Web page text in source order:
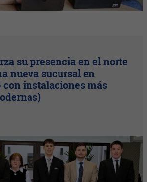
su presencia en el norte
nueva sucursal en
con instalaciones más